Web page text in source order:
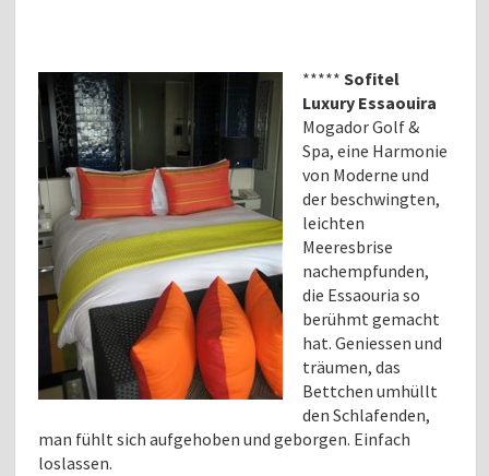
*****Sofitel
Luxury Essaouira
Mogador Golf &
Spa, eine Harmonie
von Moderne und
der beschwingten,
leichten
Meeresbrise
nachempfunden,
die Essaouria so
berühmt gemacht
hat. Geniessen und
träumen, das
Bettchen umhüllt
den Schlafenden,
man fühlt sich aufgehoben und geborgen. Einfach
loslassen.